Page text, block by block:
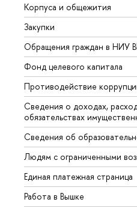
Корпуса и общежития
Закупки
Обращения граждан в НИУ
Фонд целевого капитала
Противодействие
Сведения о доходах,
обязательствах
Сведения об
Людям с ограниченными
Единая платежная страница
Работа в Вышке